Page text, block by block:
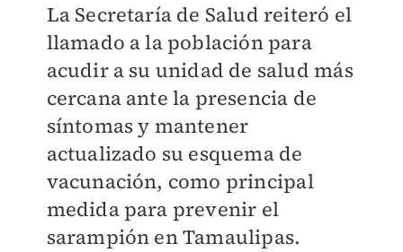
La Secretaría de Salud reiteró el
llamado a la población para
acudir a su unidad de salud más
cercana ante la presencia de
síntomas y mantener
actualizado su esquema de
vacunación, como principal
medida para prevenir el
sarampión en Tamaulipas.